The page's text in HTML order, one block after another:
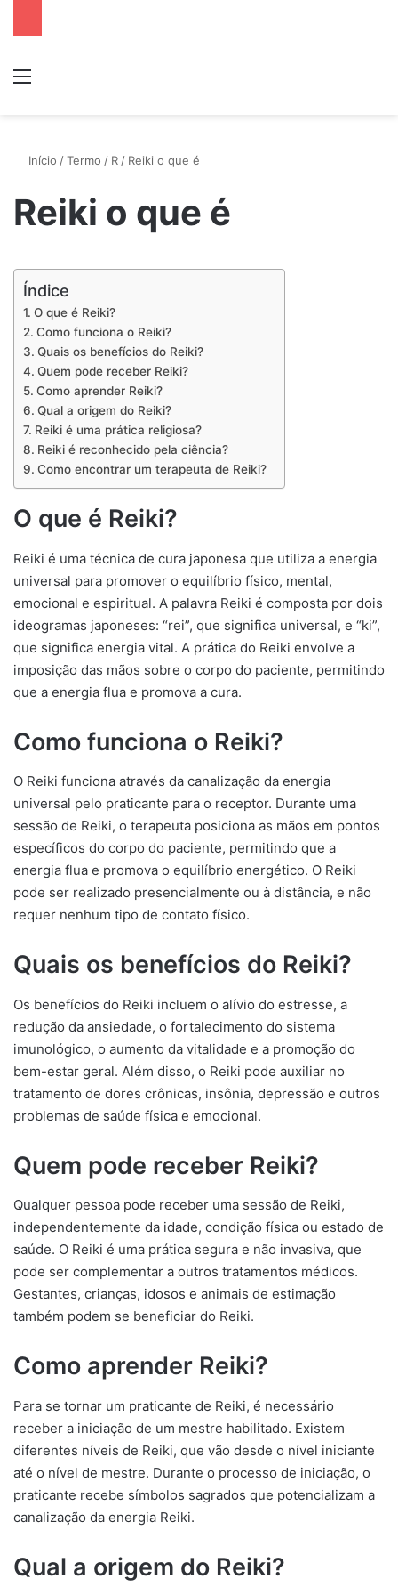
Início /Termo / R / Reiki o que é
Reiki o que é
Índice
O que é Reiki?
Como funciona o Reiki?
Quais os benefícios do Reiki?
Quem pode receber Reiki?
Como aprender Reiki?
Qual a origem do Reiki?
Reiki é uma prática religiosa?
Reiki é reconhecido pela ciência?
Como encontrar um terapeuta de Reiki?
O que é Reiki?
Reiki é uma técnica de cura japonesa que utiliza a energia
universal para promover o equilíbrio físico, mental,
emocional e espiritual. A palavra Reiki é composta por dois
ideogramas japoneses: “rei”, que significa universal, e “ki”,
que significa energia vital. A prática do Reiki envolve a
imposição das mãos sobre o corpo do paciente, permitindo
que a energia flua e promova a cura.
Como funciona o Reiki?
O Reiki funciona através da canalização da energia
universal pelo praticante para o receptor. Durante uma
sessão de Reiki, o terapeuta posiciona as mãos em pontos
específicos do corpo do paciente, permitindo que a
energia flua e promova o equilíbrio energético. O Reiki
pode ser realizado presencialmente ou à distância, e não
requer nenhum tipo de contato físico.
Quais os benefícios do Reiki?
Os benefícios do Reiki incluem o alívio do estresse, a
redução da ansiedade, o fortalecimento do sistema
imunológico, o aumento da vitalidade e a promoção do
bem-estar geral. Além disso, o Reiki pode auxiliar no
tratamento de dores crônicas, insônia, depressão e outros
problemas de saúde física e emocional.
Quem pode receber Reiki?
Qualquer pessoa pode receber uma sessão de Reiki,
independentemente da idade, condição física ou estado de
saúde. O Reiki é uma prática segura e não invasiva, que
pode ser complementar a outros tratamentos médicos.
Gestantes, crianças, idosos e animais de estimação
também podem se beneficiar do Reiki.
Como aprender Reiki?
Para se tornar um praticante de Reiki, é necessário
receber a iniciação de um mestre habilitado. Existem
diferentes níveis de Reiki, que vão desde o nível iniciante
até o nível de mestre. Durante o processo de iniciação, o
praticante recebe símbolos sagrados que potencializam a
canalização da energia Reiki.
Qual a origem do Reiki?